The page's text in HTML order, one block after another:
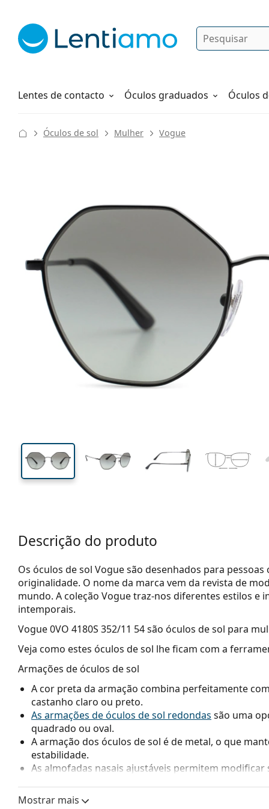
Pesquisar
Lentes de contacto
Líquidos Óculos graduados Óculos
Como fazer um pedido
Óculos de sol Mulher Vogue
Calibre total dos óculos
49 mm
Comprimento do cristal Calibre do cristal
Calibre
do cristal
Descrição do produto
Os óculos de sol Vogue são desenhados para
originalidade. O nome da marca vem da revista de
mundo. A coleção Vogue traz-nos diferentes estilos e
intemporais.
Vogue 0VO 4180S 352/11 54são óculos de sol para
Veja como estes óculos de sol lhe ficam com a
Armações de óculos de sol
A cor preta da armação combina perfeitamente
castanho claro ou preto.
As armações de óculos de sol redondas são uma
quadrado ou oval.
A armação dos óculos de sol é de metal, o que
estabilidade.
As almofadas nasais ajustáveis permitem
experiente para evitar danos ou quebras.
Mostrar mais